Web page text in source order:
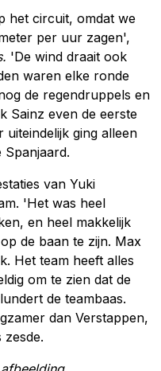
het circuit, omdat we
per uur zagen',
'De wind draait ook
waren elke ronde
de regendruppels en
Sainz even de eerste
ging alleen
van Yuki
'Het was heel
en heel makkelijk
de baan te zijn. Max
Het team heeft alles
om te zien dat de
de teambaas.
dan Verstappen,
zesde.